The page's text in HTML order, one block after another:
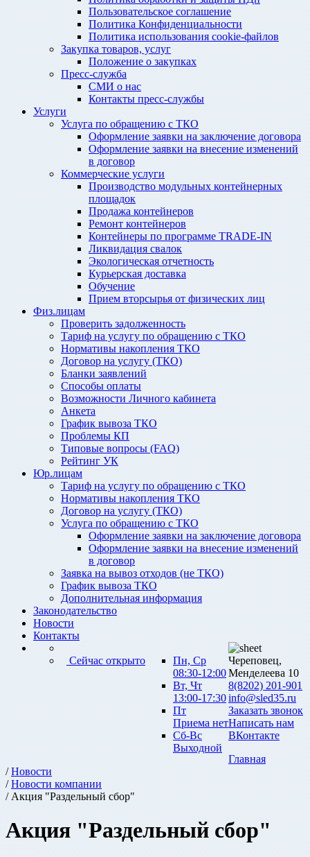
Пользовательское соглашение
Политика Конфиденциальности
Политика использования cookie-файлов
Закупка товаров, услуг
Положение о закупках
Пресс-служба
СМИ о нас
Контакты пресс-службы
Услуги
Услуга по обращению с ТКО
Оформление заявки на заключение договора
Оформление заявки на внесение изменений
в договор
Коммерческие услуги
Производство модульных контейнерных
площадок
Продажа контейнеров
Ремонт контейнеров
Контейнеры по программе TRADE-IN
Ликвидация свалок
Экологическая отчетность
Курьерская доставка
Обучение
Прием вторсырья от физических лиц
Физ.лицам
Проверить задолженность
Тариф на услугу по обращению с ТКО
Нормативы накопления ТКО
Договор на услугу (ТКО)
Бланки заявлений
Способы оплаты
Возможности Личного кабинета
Анкета
График вывоза ТКО
Проблемы КП
Типовые вопросы (FAQ)
Рейтинг УК
Юр.лицам
Тариф на услугу по обращению с ТКО
Нормативы накопления ТКО
Договор на услугу (ТКО)
Услуга по обращению с ТКО
Оформление заявки на заключение договора
Оформление заявки на внесение изменений
в договор
Заявка на вывоз отходов (не ТКО)
График вывоза ТКО
Дополнительная информация
Законодательство
Новости
Контакты
Сейчас открыто
Пн, Ср
08:30-12:00
Вт, Чт
13:00-17:30
Пт
Приема нет
Сб-Вс
Выходной
Череповец,
Менделеева 10
8(8202) 201-901
info@sled35.ru
Заказать звонок
Написать нам
ВКонтакте
Главная
/Новости
/Новости компании
/ Акция "Раздельный сбор"
Акция "Раздельный сбор"